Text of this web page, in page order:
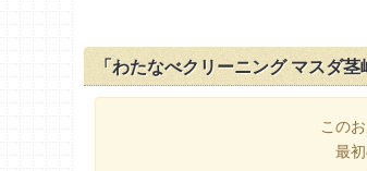
「わたなべクリーニング マスダ
この
最